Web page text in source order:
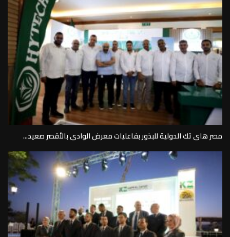
مصر هاى تك الدولية للبذور بفاعليات معرض الوادى بالأقصر صعيد...